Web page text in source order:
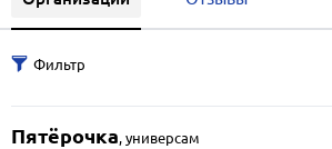
Пятёрочка,универсам